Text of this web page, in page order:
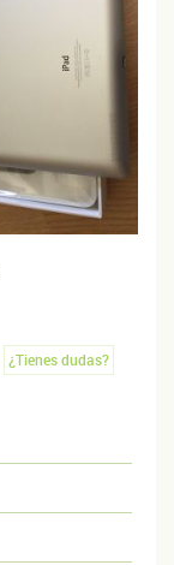
¿Tienes dudas?